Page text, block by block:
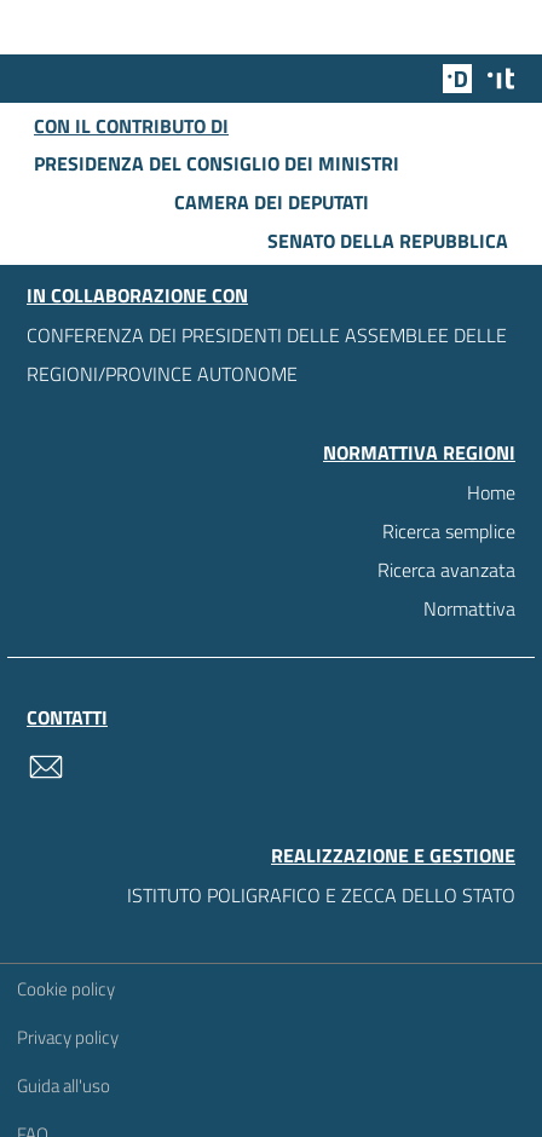
Team
CON IL CONTRIBUTO DI
PRESIDENZA DEL CONSIGLIO DEI MINISTRI
CAMERA DEI DEPUTATI
SENATO DELLA REPUBBLICA
IN COLLABORAZIONE CON
CONFERENZA DEI PRESIDENTI DELLE ASSEMBLEE DELLE
REGIONI/PROVINCE AUTONOME
NORMATTIVA REGIONI
Home
Ricerca semplice
Ricerca avanzata
Normattiva
CONTATTI
REALIZZAZIONE E GESTIONE
ISTITUTO POLIGRAFICO E ZECCA DELLO STATO
Sezione Link Utili
Cookie policy
Privacy policy
Guida all'uso